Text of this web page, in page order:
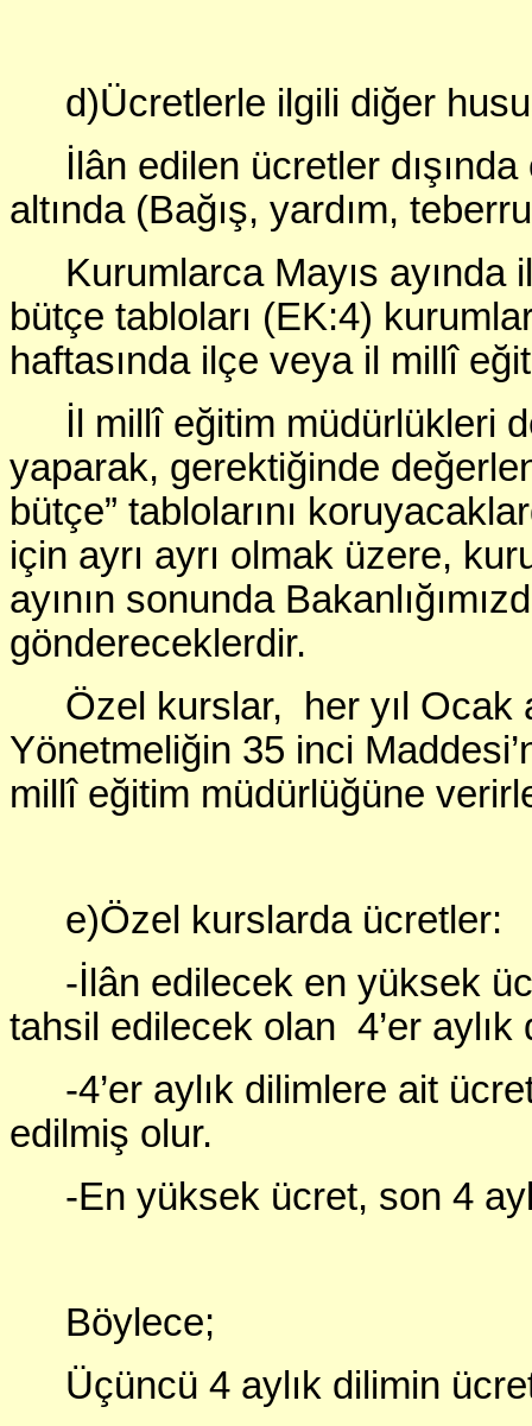
d)Ücretlerle ilgili diğer
İlân edilen ücretler
altında (Bağış, yardım,
Kurumlarca Mayıs ayında
bütçe tabloları (EK:4)
haftasında ilçe veya il millî
İl millî eğitim müdürlükleri
yaparak, gerektiğinde
bütçe” tablolarını
için ayrı ayrı olmak üzere,
ayının sonunda
göndereceklerdir.
Özel kurslar, her yıl Ocak
Yönetmeliğin 35 inci
millî eğitim müdürlüğüne
e)Özel kurslarda ücretler:
-İlân edilecek en yüksek
tahsil edilecek olan 4’er
-4’er aylık dilimlere ait
edilmiş olur.
-En yüksek ücret, son 4
Böylece;
Üçüncü 4 aylık dilimin